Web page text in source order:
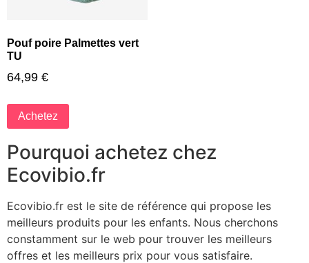
Pouf poire Palmettes vert
TU
64,99 €
Achetez
Pourquoi achetez chez
Ecovibio.fr
Ecovibio.fr est le site de référence qui propose les
meilleurs produits pour les enfants. Nous cherchons
constamment sur le web pour trouver les meilleurs
offres et les meilleurs prix pour vous satisfaire.